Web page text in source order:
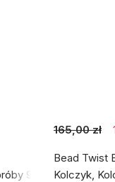
925
165,00 zł
Bead Twist
Kolczyk,